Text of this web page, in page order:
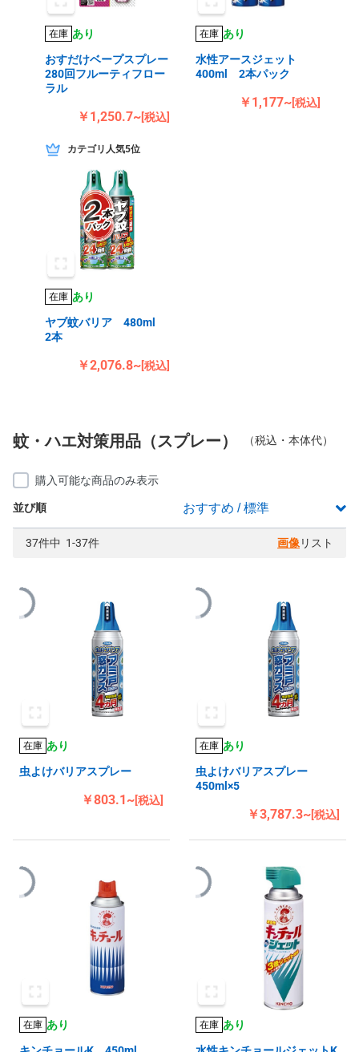
在庫 あり
おすだけベープスプレー
280回フルーティフロー
ラル
￥1,250.7~[税込]
在庫 あり
水性アースジェット
400ml 2本パック
￥1,177~[税込]
カテゴリ人気5位
在庫 あり
ヤブ蚊バリア 480ml
2本
￥2,076.8~[税込]
蚊・ハエ対策用品（スプレー） （税込・本体代）
購入可能な商品のみ表示
並び順
37件中 1-37件 画像 リスト
在庫 あり
虫よけバリアスプレー
￥803.1~[税込]
在庫 あり
虫よけバリアスプレー
450ml×5
￥3,787.3~[税込]
在庫 あり
在庫 あり